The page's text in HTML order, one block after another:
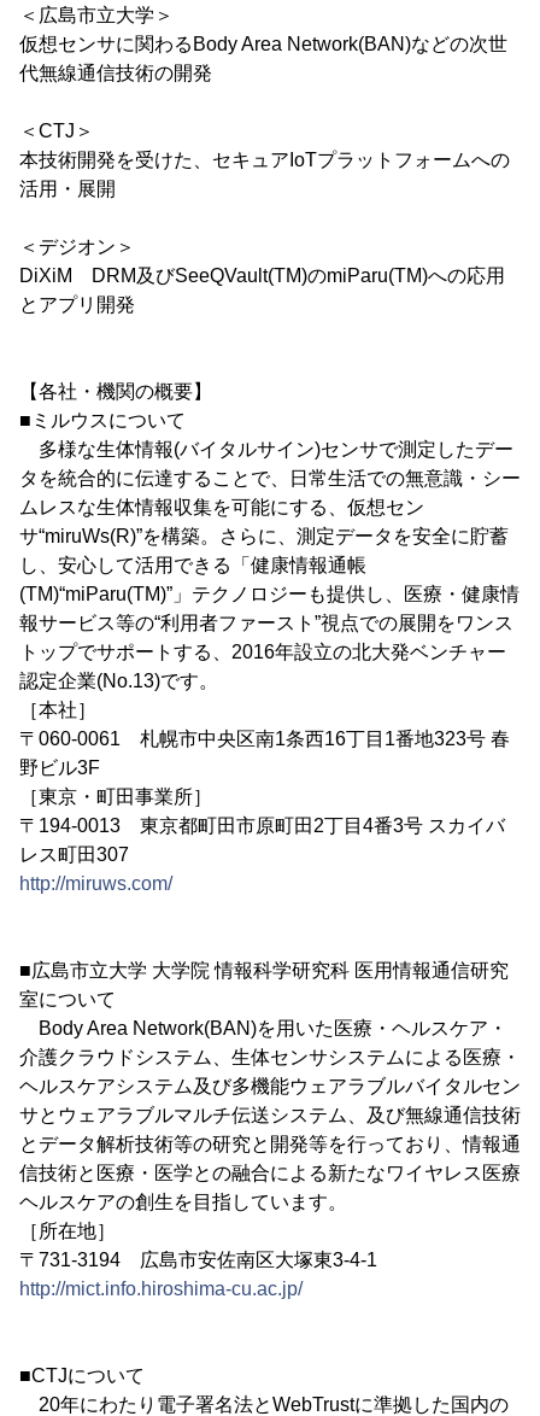
＜広島市立大学＞
仮想センサに関わるBody Area Network(BAN)などの次世
代無線通信技術の開発
＜CTJ＞
本技術開発を受けた、セキュアIoTプラットフォームへの
活用・展開
＜デジオン＞
DiXiM DRM及びSeeQVault(TM)のmiParu(TM)への応用
とアプリ開発
【各社・機関の概要】
■ミルウスについて
多様な生体情報(バイタルサイン)センサで測定したデー
タを統合的に伝達することで、日常生活での無意識・シー
ムレスな生体情報収集を可能にする、仮想セン
サ“miruWs(R)”を構築。さらに、測定データを安全に貯蓄
し、安心して活用できる「健康情報通帳
(TM)“miParu(TM)”」テクノロジーも提供し、医療・健康情
報サービス等の“利用者ファースト”視点での展開をワンス
トップでサポートする、2016年設立の北大発ベンチャー
認定企業(No.13)です。
［本社］
〒060-0061 札幌市中央区南1条西16丁目1番地323号 春
野ビル3F
［東京・町田事業所］
〒194-0013 東京都町田市原町田2丁目4番3号 スカイバ
レス町田307
http://miruws.com/
■広島市立大学 大学院 情報科学研究科 医用情報通信研究
室について
Body Area Network(BAN)を用いた医療・ヘルスケア・
介護クラウドシステム、生体センサシステムによる医療・
ヘルスケアシステム及び多機能ウェアラブルバイタルセン
サとウェアラブルマルチ伝送システム、及び無線通信技術
とデータ解析技術等の研究と開発等を行っており、情報通
信技術と医療・医学との融合による新たなワイヤレス医療
ヘルスケアの創生を目指しています。
［所在地］
〒731-3194 広島市安佐南区大塚東3-4-1
http://mict.info.hiroshima-cu.ac.jp/
■CTJについて
20年にわたり電子署名法とWebTrustに準拠した国内の